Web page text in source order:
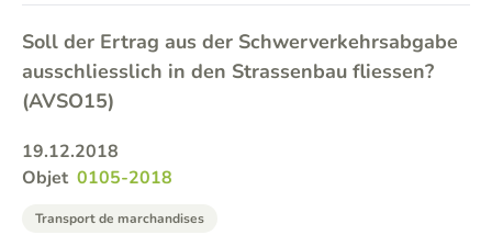
Soll der Ertrag aus der Schwerverkehrsabgabe
ausschliesslich in den Strassenbau fliessen?
(AVSO15)
19.12.2018
Objet 0105-2018
Transport de marchandises